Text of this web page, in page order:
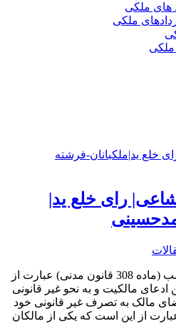
های ملکی
ملکی
رای خلع ید|
خلع ید یا همان جلوگیری از غصب (ماده 308 قانون مدنی) عبارت از
مالکیت و به نحو غیر قانونی
مالک به تصرف غیر قانونی خود
از این است که یکی از مالکان